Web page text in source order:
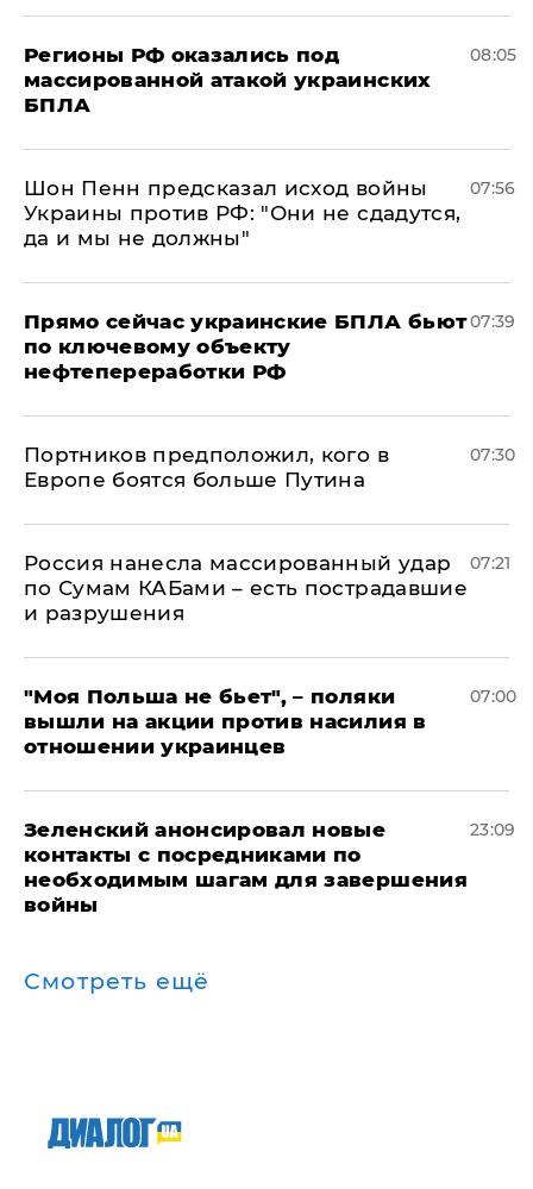
Регионы РФ оказались под
массированной атакой украинских
БПЛА
08:05
Шон Пенн предсказал исход войны
Украины против РФ: "Они не сдадутся,
да и мы не должны"
07:56
Прямо сейчас украинские БПЛА бьют
по ключевому объекту
нефтепереработки РФ
07:39
Портников предположил, кого в
Европе боятся больше Путина
07:30
Россия нанесла массированный удар
по Сумам КАБами – есть пострадавшие
и разрушения
07:21
"Моя Польша не бьет", – поляки
вышли на акции против насилия в
отношении украинцев
07:00
Зеленский анонсировал новые
контакты с посредниками по
необходимым шагам для завершения
войны
23:09
Смотреть ещё